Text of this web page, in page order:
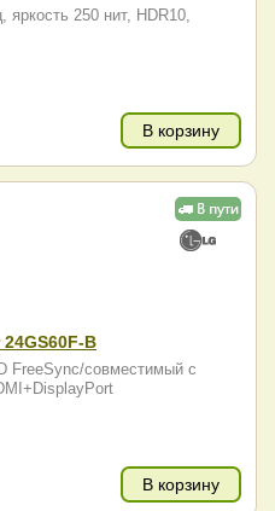
250 нит, HDR10,
В корзину
B
FreeSync/совместимый с
В корзину